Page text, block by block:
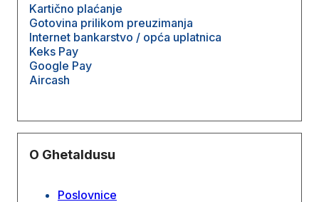
Kartično plaćanje
Gotovina prilikom preuzimanja
Internet bankarstvo / opća uplatnica
Keks Pay
Google Pay
Aircash
O Ghetaldusu
Poslovnice